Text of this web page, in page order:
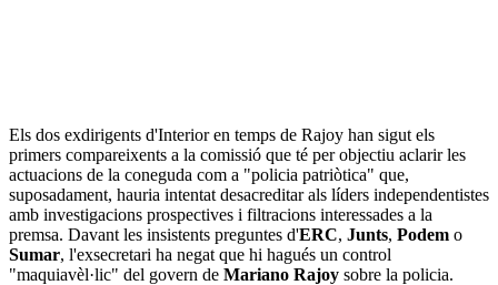
Els dos exdirigents d'Interior en temps de Rajoy han sigut els
primers compareixents a la comissió que té per objectiu aclarir les
actuacions de la coneguda com a "policia patriòtica" que,
suposadament, hauria intentat desacreditar als líders independentistes
amb investigacions prospectives i filtracions interessades a la
premsa. Davant les insistents preguntes d'ERC, Junts, Podem o
Sumar, l'exsecretari ha negat que hi hagués un control
"maquiavèl·lic" del govern de Mariano Rajoy sobre la policia.